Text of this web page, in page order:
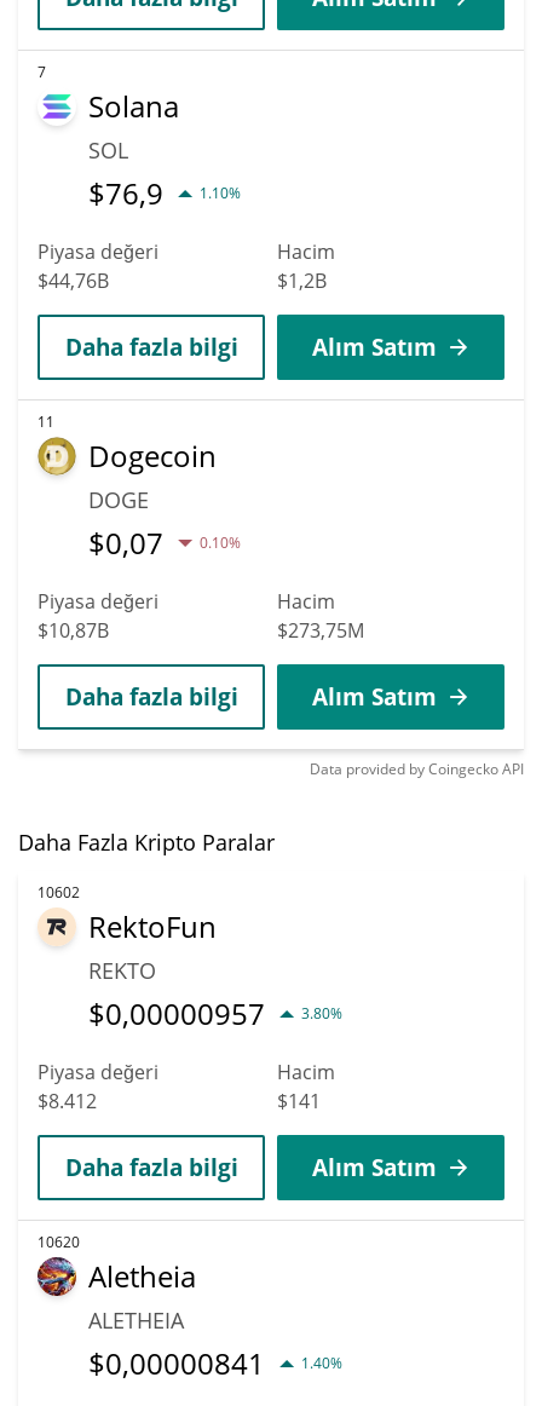
7
Solana
SOL
$76,9 1.10%
Piyasa değeri
$44,76B
Hacim
$1,2B
Daha fazla bilgi Alım Satım
11
Dogecoin
DOGE
$0,07 0.10%
Piyasa değeri
$10,87B
Hacim
$273,75M
Daha fazla bilgi Alım Satım
Data provided byCoingeckoAPI
Daha Fazla Kripto Paralar
10602
RektoFun
REKTO
$0,00000957 3.80%
Piyasa değeri
$8.412
Hacim
$141
Daha fazla bilgi Alım Satım
10620
Aletheia
ALETHEIA
$0,00000841 1.40%